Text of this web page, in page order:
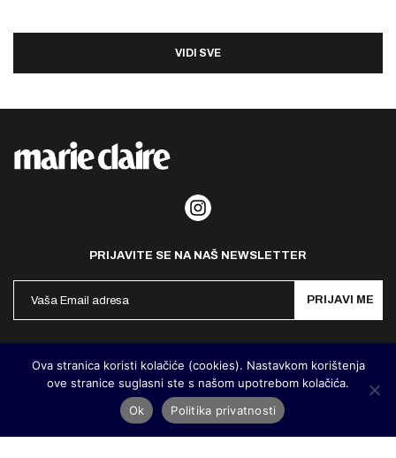
VIDI SVE
PRIJAVITE SE NA NAŠ NEWSLETTER
PRIJAVI ME
MarieClaire Hrvatska 2026. Designed and developed by Cubes
Ova stranica koristi kolačiće (cookies). Nastavkom korištenja
ove stranice suglasni ste s našom upotrebom kolačića.
Ok
Politika privatnosti